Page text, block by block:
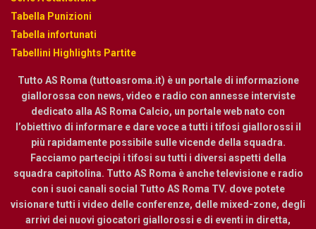
Tabella Punizioni
Tabella infortunati
Tabellini Highlights Partite
Tutto AS Roma (tuttoasroma.it) è un portale di informazione
giallorossa con news, video e radio con annesse interviste
dedicato alla AS Roma Calcio, un portale web nato con
l’obiettivo di informare e dare voce a tutti i tifosi giallorossi il
più rapidamente possibile sulle vicende della squadra.
Facciamo partecipi i tifosi su tutti i diversi aspetti della
squadra capitolina. Tutto AS Roma è anche televisione e radio
con i suoi canali social Tutto AS Roma TV. dove potete
visionare tutti i video delle conferenze, delle mixed-zone, degli
arrivi dei nuovi giocatori giallorossi e di eventi in diretta,